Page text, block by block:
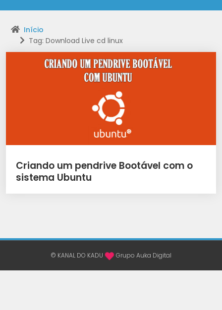
Início
Tag: Download Live cd linux
Criando um pendrive Bootável com o
sistema Ubuntu
© KANAL DO KADU Grupo Auka Digital